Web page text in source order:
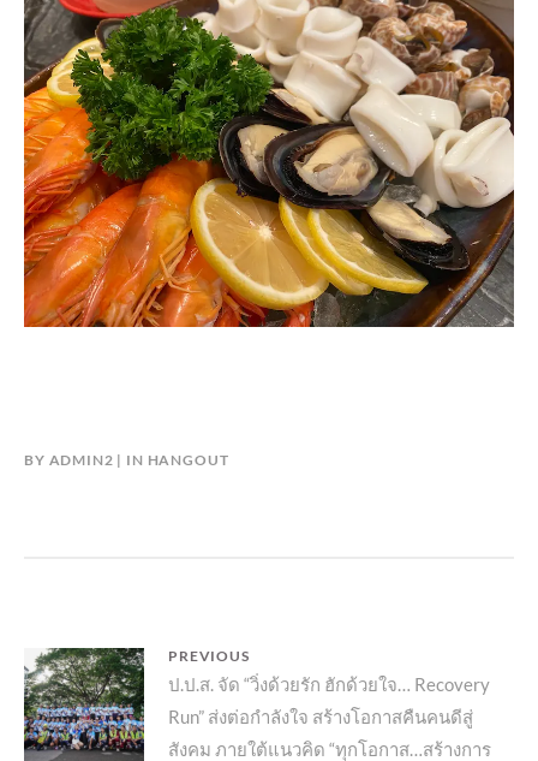
BY ADMIN2 IN HANGOUT
แนะแนว
เรื่อง
PREVIOUS
Previous
post:
ป.ป.ส. จัด “วิ่งด้วยรัก ฮักด้วยใจ… Recovery
Run” ส่งต่อกำลังใจ สร้างโอกาสคืนคนดีสู่
สังคม ภายใต้แนวคิด “ทุกโอกาส…สร้างการ